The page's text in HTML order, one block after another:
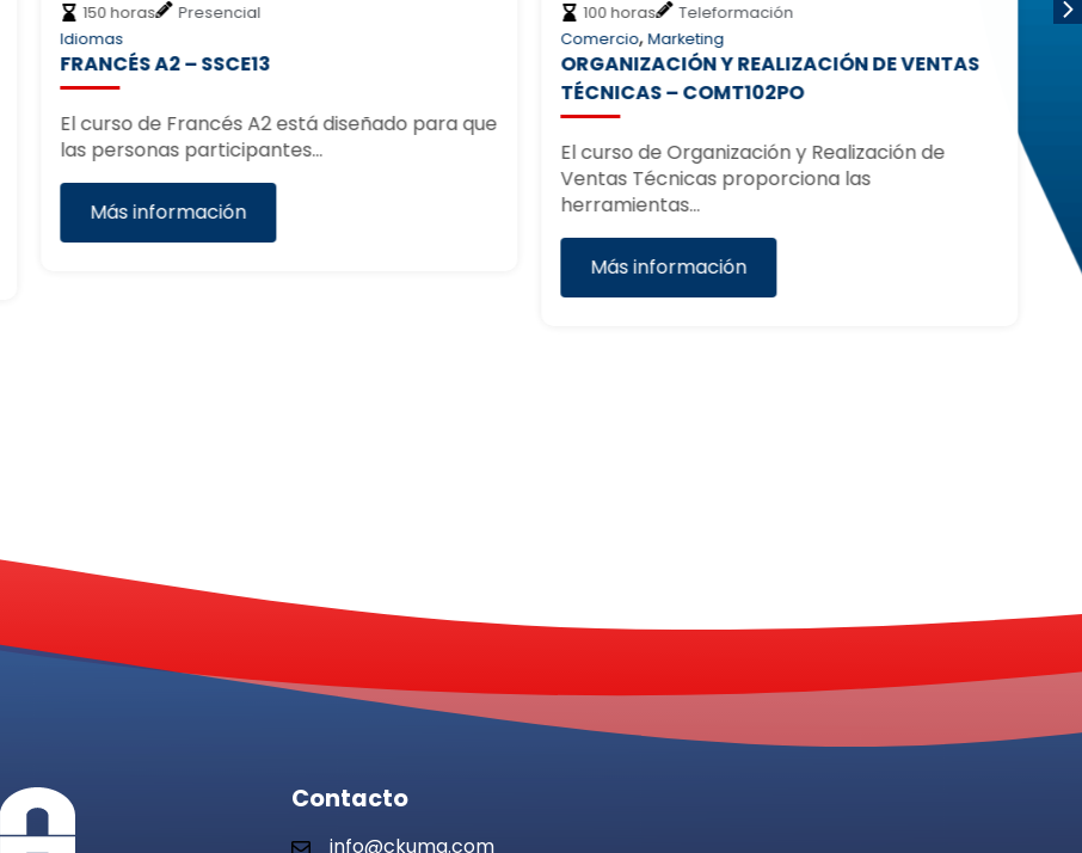
150 horas
Presencial
Idiomas
FRANCÉS A2 – SSCE13
El curso de Francés A2 está diseñado para que
las personas participantes…
Más información
100 horas
Teleformación
Comercio, Marketing
ORGANIZACIÓN Y REALIZACIÓN DE VENTAS
TÉCNICAS – COMT102PO
El curso de Organización y Realización de
Ventas Técnicas proporciona las
herramientas…
Más información
Contacto
info@ckuma.com